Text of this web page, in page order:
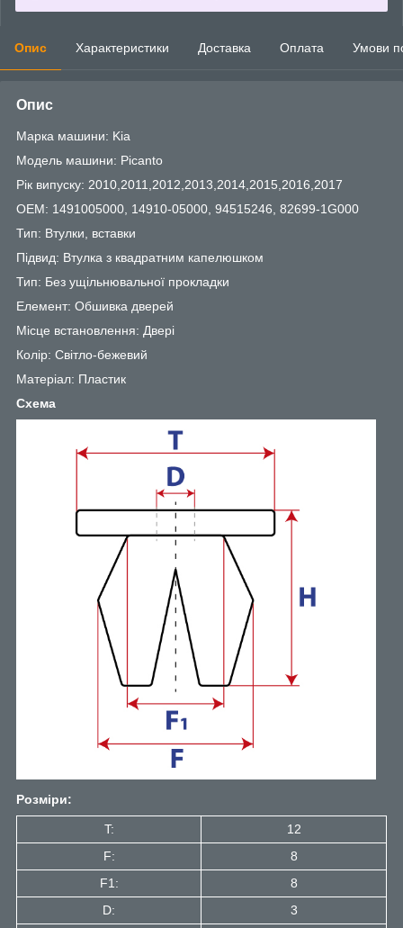
Опис Характеристики Доставка Оплата Умови
Опис
Марка машини: Kia
Модель машини: Picanto
Рік випуску: 2010,2011,2012,2013,2014,2015,2016,2017
OEM: 1491005000, 14910-05000, 94515246, 82699-1G000
Тип: Втулки, вставки
Підвид: Втулка з квадратним капелюшком
Тип: Без ущільнювальної прокладки
Елемент: Обшивка дверей
Місце встановлення: Двері
Колір: Світло-бежевий
Матеріал: Пластик
Схема
Розміри:
T:
12
F:
8
F1:
8
D:
3